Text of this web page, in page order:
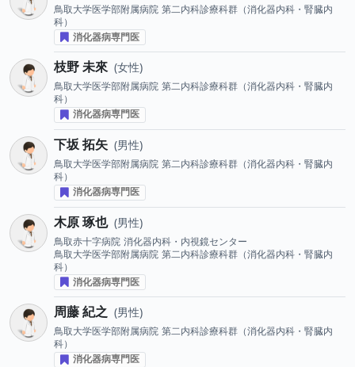
鳥取大学医学部附属病院 第二内科診療科群（消化器内科・腎臓内
科）
消化器病専門医
枝野 未來 女性
鳥取大学医学部附属病院 第二内科診療科群（消化器内科・腎臓内
科）
消化器病専門医
下坂 拓矢 男性
鳥取大学医学部附属病院 第二内科診療科群（消化器内科・腎臓内
科）
消化器病専門医
木原 琢也 男性
鳥取赤十字病院 消化器内科・内視鏡センター
鳥取大学医学部附属病院 第二内科診療科群（消化器内科・腎臓内
科）
消化器病専門医
周藤 紀之 男性
鳥取大学医学部附属病院 第二内科診療科群（消化器内科・腎臓内
科）
消化器病専門医